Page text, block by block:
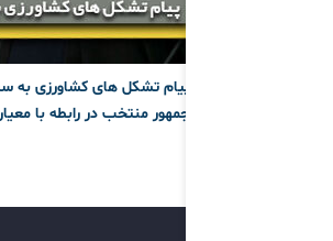
پیام تشکل های کشاورزی به
جمهور منتخب در رابطه با